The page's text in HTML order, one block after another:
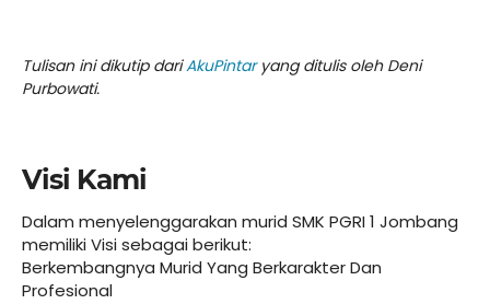
Tulisan ini dikutip dariAkuPintaryang ditulis oleh Deni
Purbowati.
Visi Kami
Dalam menyelenggarakan murid SMK PGRI 1 Jombang
memiliki Visi sebagai berikut:
Berkembangnya Murid Yang Berkarakter Dan
Profesional